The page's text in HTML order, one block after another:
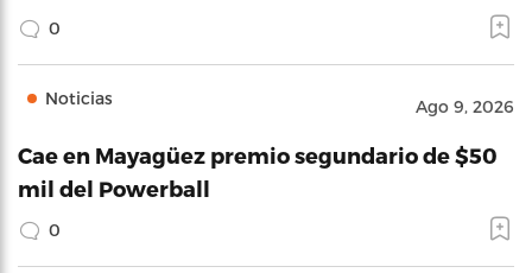
0
Noticias Ago 9, 2026
Cae en Mayagüez premio segundario de $50
mil del Powerball
0